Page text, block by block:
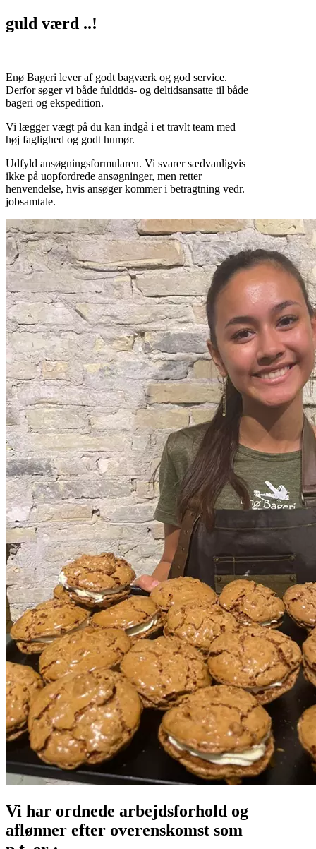
guld værd ..!
Enø Bageri lever af godt bagværk og god service.
Derfor søger vi både fuldtids- og deltidsansatte til både
bageri og ekspedition.
Vi lægger vægt på du kan indgå i et travlt team med
høj faglighed og godt humør.
Udfyld ansøgningsformularen. Vi svarer sædvanligvis
ikke på uopfordrede ansøgninger, men retter
henvendelse, hvis ansøger kommer i betragtning vedr.
jobsamtale.
Vi har ordnede arbejdsforhold og
aflønner efter overenskomst som